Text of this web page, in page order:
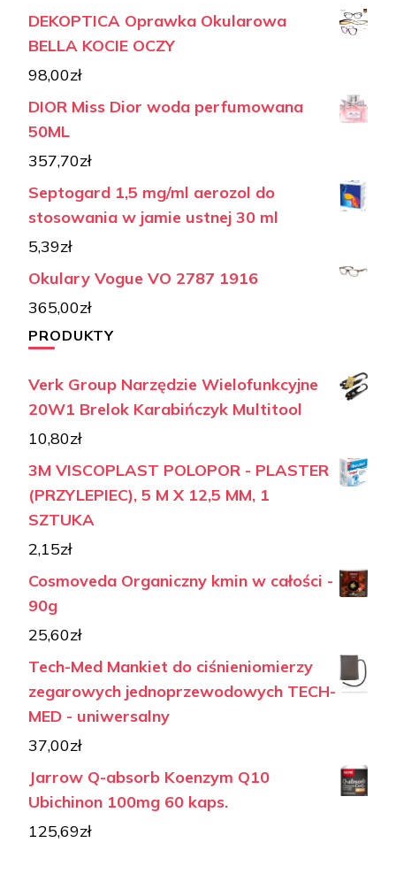
DEKOPTICA Oprawka Okularowa
BELLA KOCIE OCZY
98,00zł
DIOR Miss Dior woda perfumowana
50ML
357,70zł
Septogard 1,5 mg/ml aerozol do
stosowania w jamie ustnej 30 ml
5,39zł
Okulary Vogue VO 2787 1916
365,00zł
PRODUKTY
Verk Group Narzędzie Wielofunkcyjne
20W1 Brelok Karabińczyk Multitool
10,80zł
3M VISCOPLAST POLOPOR - PLASTER
(PRZYLEPIEC), 5 M X 12,5 MM, 1
SZTUKA
2,15zł
Cosmoveda Organiczny kmin w całości -
90g
25,60zł
Tech-Med Mankiet do ciśnieniomierzy
zegarowych jednoprzewodowych TECH-
MED - uniwersalny
37,00zł
Jarrow Q-absorb Koenzym Q10
Ubichinon 100mg 60 kaps.
125,69zł